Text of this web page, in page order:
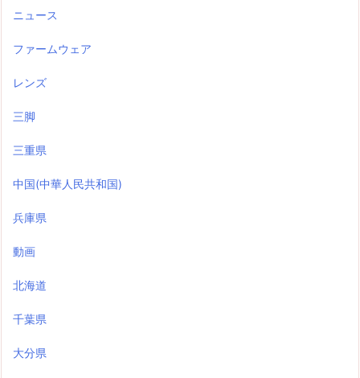
ニュース
ファームウェア
レンズ
三脚
三重県
中国(中華人民共和国)
兵庫県
動画
北海道
千葉県
大分県